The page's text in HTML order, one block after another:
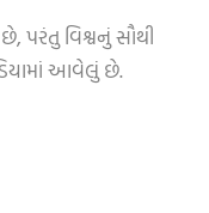
પરંતુ વિશ્વનું સૌથી
આવેલું છે.